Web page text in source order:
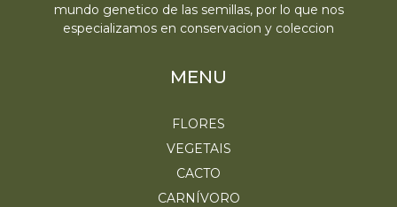
mundo genetico de las semillas, por lo que nos
especializamos en conservacion y coleccion
MENU
FLORES
VEGETAIS
CACTO
CARNÍVORO